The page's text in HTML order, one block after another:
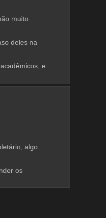
muito
deles na
e
algo
os